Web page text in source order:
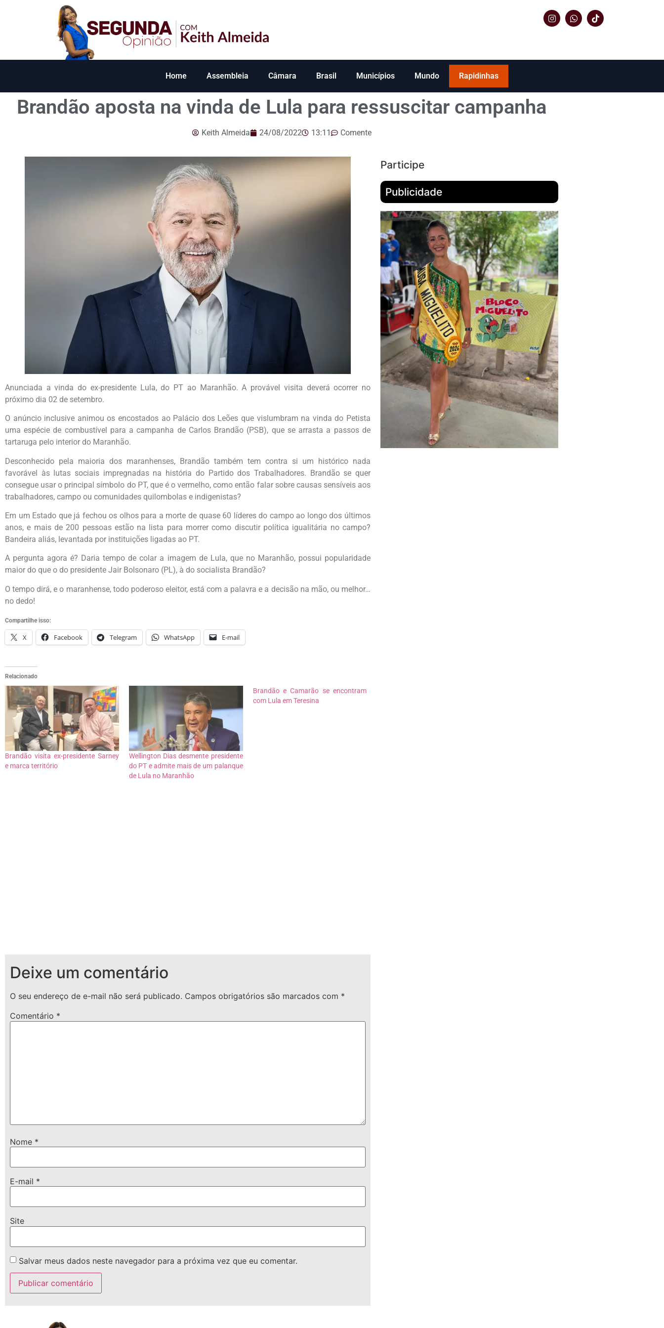
Home Assembleia Câmara Brasil Municípios Mundo Rapidinhas
Brandão aposta na vinda de Lula para ressuscitar campanha
Keith Almeida 24/08/2022 13:11 Comente
Anunciada a vinda do ex-presidente Lula, do PT ao Maranhão. A provável visita deverá ocorrer no
próximo dia 02 de setembro.
O anúncio inclusive animou os encostados ao Palácio dos Leões que vislumbram na vinda do Petista
uma espécie de combustível para a campanha de Carlos Brandão (PSB), que se arrasta a passos de
tartaruga pelo interior do Maranhão.
Desconhecido pela maioria dos maranhenses, Brandão também tem contra si um histórico nada
favorável às lutas sociais impregnadas na história do Partido dos Trabalhadores. Brandão se quer
consegue usar o principal símbolo do PT, que é o vermelho, como então falar sobre causas sensíveis aos
trabalhadores, campo ou comunidades quilombolas e indigenistas?
Em um Estado que já fechou os olhos para a morte de quase 60 líderes do campo ao longo dos últimos
anos, e mais de 200 pessoas estão na lista para morrer como discutir política igualitária no campo?
Bandeira aliás, levantada por instituições ligadas ao PT.
A pergunta agora é? Daria tempo de colar a imagem de Lula, que no Maranhão, possui popularidade
maior do que o do presidente Jair Bolsonaro (PL), à do socialista Brandão?
O tempo dirá, e o maranhense, todo poderoso eleitor, está com a palavra e a decisão na mão, ou melhor…
no dedo!
Compartilhe isso:
X Facebook Telegram WhatsApp E-mail
Relacionado
Brandão visita ex-presidente Sarney
e marca território
Wellington Dias desmente presidente
do PT e admite mais de um palanque
de Lula no Maranhão
Brandão e Camarão se encontram
com Lula em Teresina
Deixe um comentário
O seu endereço de e-mail não será publicado. Campos obrigatórios são marcados com *
Comentário *
Nome *
E-mail *
Site
Salvar meus dados neste navegador para a próxima vez que eu comentar.
Participe
Publicidade